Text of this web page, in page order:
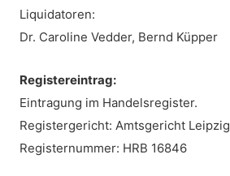
Liquidatoren:
Dr. Caroline Vedder, Bernd Küpper
Registereintrag:
Eintragung im Handelsregister.
Registergericht: Amtsgericht Leipzig
Registernummer: HRB 16846